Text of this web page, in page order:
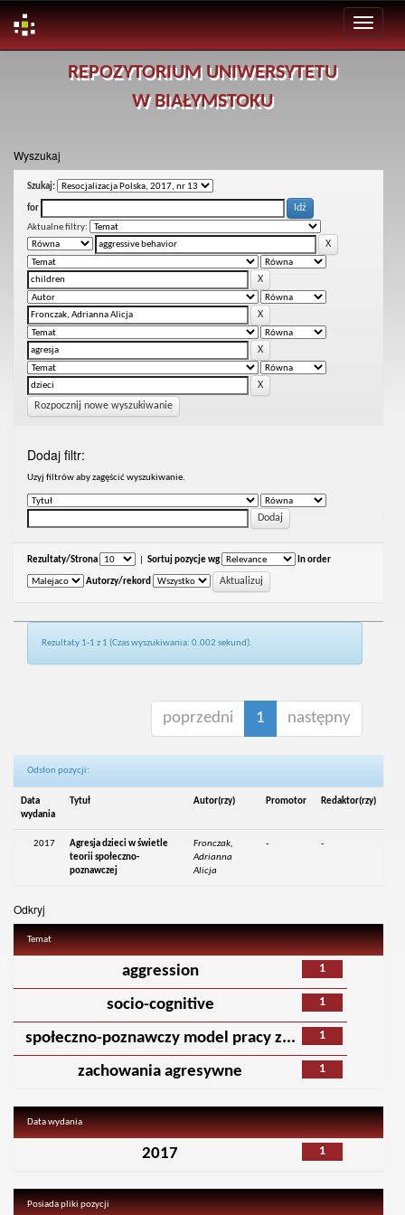
REPOZYTORIUM UNIWERSYTETU
W BIAŁYMSTOKU
Wyszukaj
Szukaj:
for
Aktualne filtry:
Rozpocznij nowe wyszukiwanie
Dodaj filtr:
Uzyj filtrów aby zagęścić wyszukiwanie.
Rezultaty/Strona Sortuj pozycje wg In order
Autorzy/rekord
Rezultaty 1-1 z 1 (Czas wyszukiwania: 0.002 sekund).
poprzedni 1 następny
Odsłon pozycji:
Data
wydania
Tytuł Autor(rzy) Promotor Redaktor(rzy)
2017
Agresja dzieci w świetle
teorii społeczno-
poznawczej
Fronczak,
Adrianna
Alicja
- -
Odkryj
Temat
1
aggression
1
socio-cognitive
1
społeczno-poznawczy model pracy z...
1
zachowania agresywne
Data wydania
1
2017
Posiada pliki pozycji